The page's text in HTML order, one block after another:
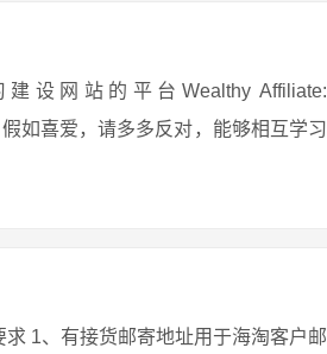
设网站的平台Wealthy Affiliate:
如喜爱，请多多反对，能够相互学习
1、有接货邮寄地址用于海淘客户邮